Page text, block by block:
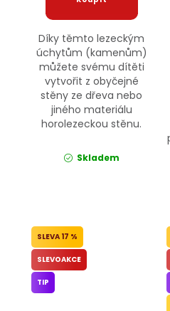
Díky těmto lezeckým
úchytům (kamenům)
můžete svému dítěti
vytvořit z obyčejné
stěny ze dřeva nebo
jiného materiálu
horolezeckou stěnu.
Skladem
17 %
SLEVOAKCE
TIP